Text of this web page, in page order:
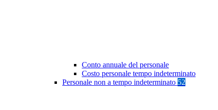
Conto annuale del personale
Costo personale tempo indeterminato
Personale non a tempo indeterminato 52